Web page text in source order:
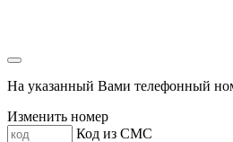
На указанный Вами телефонный
Изменить номер
Код из СМС